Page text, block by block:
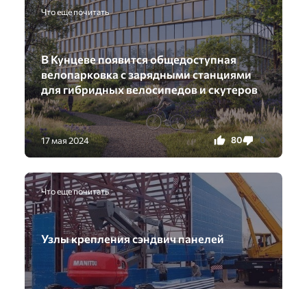
Что еще почитать
В Кунцеве появится общедоступная
велопарковка с зарядными станциями
для гибридных велосипедов и скутеров
17 мая 2024 80 0
Что еще почитать
Узлы крепления сэндвич панелей